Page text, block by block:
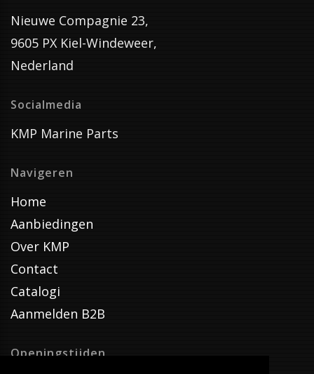
Nieuwe Compagnie 23,
9605 PX Kiel-Windeweer,
Nederland
Socialmedia
KMP Marine Parts
Navigeren
Home
Aanbiedingen
Over KMP
Contact
Catalogi
Aanmelden B2B
Openingstijden